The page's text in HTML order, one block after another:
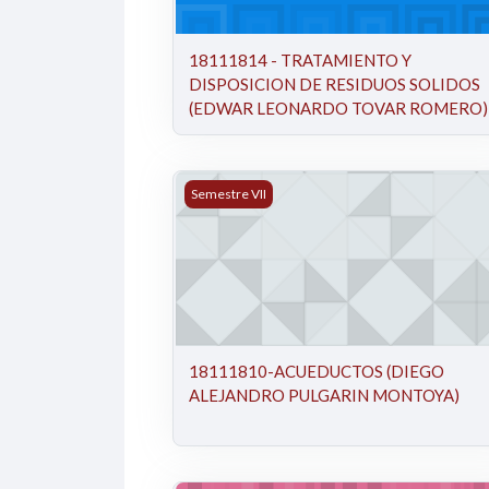
18111814 - TRATAMIENTO Y
DISPOSICION DE RESIDUOS SOLIDOS
(EDWAR LEONARDO TOVAR ROMERO)
18111810-ACUEDUCTOS (DIEGO
Semestre VII
18111810-ACUEDUCTOS (DIEGO
ALEJANDRO PULGARIN MONTOYA)